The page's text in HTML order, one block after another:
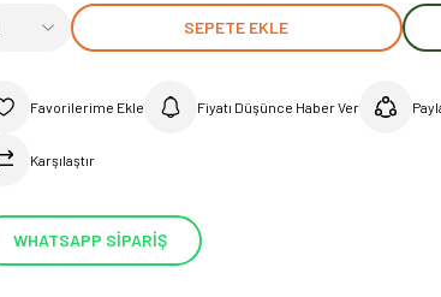
SEPETE EKLE
Fiyatı Düşünce Haber Ver
Karşılaştır
WHATSAPP SİPARİŞ